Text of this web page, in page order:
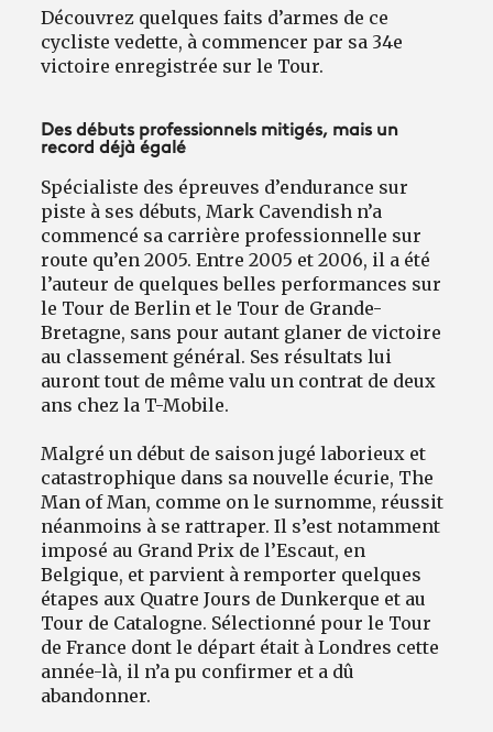
Découvrez quelques faits d’armes de ce
cycliste vedette, à commencer par sa 34e
victoire enregistrée sur le Tour.
Des débuts professionnels mitigés, mais un
record déjà égalé
Spécialiste des épreuves d’endurance sur
piste à ses débuts, Mark Cavendish n’a
commencé sa carrière professionnelle sur
route qu’en 2005. Entre 2005 et 2006, il a été
l’auteur de quelques belles performances sur
le Tour de Berlin et le Tour de Grande-
Bretagne, sans pour autant glaner de victoire
au classement général. Ses résultats lui
auront tout de même valu un contrat de deux
ans chez la T-Mobile.
Malgré un début de saison jugé laborieux et
catastrophique dans sa nouvelle écurie, The
Man of Man, comme on le surnomme, réussit
néanmoins à se rattraper. Il s’est notamment
imposé au Grand Prix de l’Escaut, en
Belgique, et parvient à remporter quelques
étapes aux Quatre Jours de Dunkerque et au
Tour de Catalogne. Sélectionné pour le Tour
de France dont le départ était à Londres cette
année-là, il n’a pu confirmer et a dû
abandonner.